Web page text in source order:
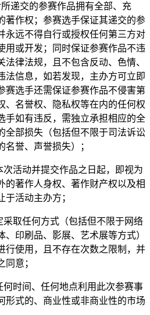
交的参赛作品拥有全部、充
著作权；参赛选手保证其递交的参
永远不得自行或授权任何第三方对
用或开发；同时保证参赛作品不违
法律法规，且不包含反动、色情、
法信息，如若发现，主办方可立即
赛选手还需保证参赛作品不侵害第
、名誉权、隐私权等在内的任何权
手如有违反，需独立承担相应的全
全部损失（包括但不限于司法诉讼
誉、声誉损失）；
活动并提交作品之日起，即视为
的著作人身权、著作财产权以及相
活动主办方；
取任何方式（包括但不限于网络
印刷品、影展、艺术展等方式）
行使用，且不存在次数之限制，并
意；
时间、任何地点利用此次参赛事
形式的、商业性或非商业性的市场